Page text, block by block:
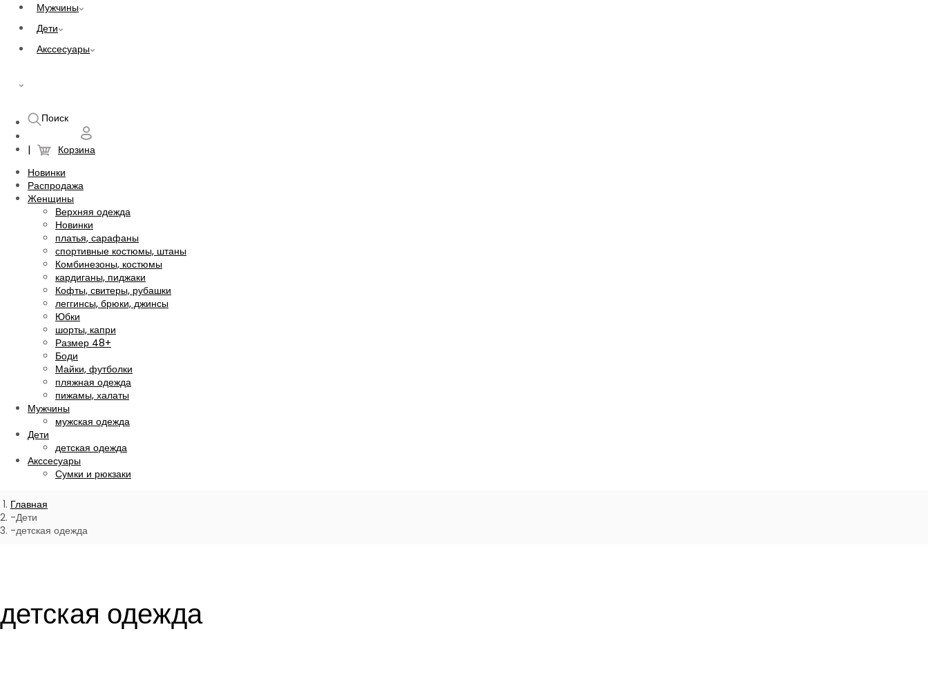
Мужчины
Дети
Акссесуары
Поиск
Корзина
Новинки
Распродажа
Женщины
Верхняя одежда
Новинки
платья, сарафаны
спортивные костюмы, штаны
Комбинезоны, костюмы
кардиганы, пиджаки
Кофты, свитеры, рубашки
леггинсы, брюки, джинсы
Юбки
шорты, капри
Размер 48+
Боди
Майки, футболки
пляжная одежда
пижамы, халаты
Мужчины
мужская одежда
Дети
детская одежда
Акссесуары
Сумки и рюкзаки
Главная
Дети
детская одежда
детская одежда